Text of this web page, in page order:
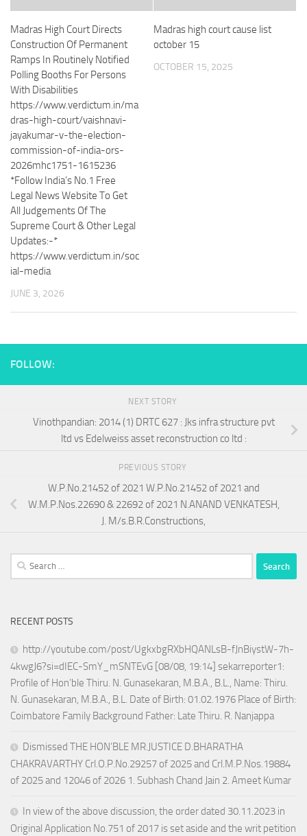
Madras High Court Directs
Construction Of Permanent
Ramps In Routinely Notified
Polling Booths For Persons
With Disabilities
https://www.verdictum.in/ma
dras-high-court/vaishnavi-
jayakumar-v-the-election-
commission-of-india-ors-
2026mhc1751-1615236
*Follow India’s No.1 Free
Legal News Website To Get
All Judgements Of The
Supreme Court & Other Legal
Updates:-*
https://www.verdictum.in/soc
ial-media
JUNE 3, 2026
Madras high court cause list
october 15
OCTOBER 15, 2025
FOLLOW:
NEXT STORY
Vinothpandian: 2014 (1) DRTC 627 : Jks infra structure pvt
ltd vs Edelweiss asset reconstruction co ltd :
PREVIOUS STORY
W.P.No.21452 of 2021 W.P.No.21452 of 2021 and
W.M.P.Nos.22690 & 22692 of 2021 N.ANAND VENKATESH,
J. M/s.B.R.Constructions,
Search
for:
RECENT POSTS
http://youtube.com/post/UgkxbgRXbHQANLsB-fJnBiystW-7h-
4kwgJ6?si=dIEC-SmY_mSNTEvG [08/08, 19:14] sekarreporter1:
Profile of Hon’ble Thiru. N. Gunasekaran, M.B.A., B.L., Name: Thiru.
N. Gunasekaran, M.B.A., B.L. Date of Birth: 01.02.1976 Place of Birth:
Coimbatore Family Background Father: Late Thiru. R. Nanjappa
Dismissed THE HON’BLE MR.JUSTICE D.BHARATHA
CHAKRAVARTHY Crl.O.P.No.29257 of 2025 and Crl.M.P.Nos.19884
of 2025 and 12046 of 2026 1. Subhash Chand Jain 2. Ameet Kumar
In view of the above discussion, the order dated 30.11.2023 in
Original Application No.751 of 2017 is set aside and the writ petition